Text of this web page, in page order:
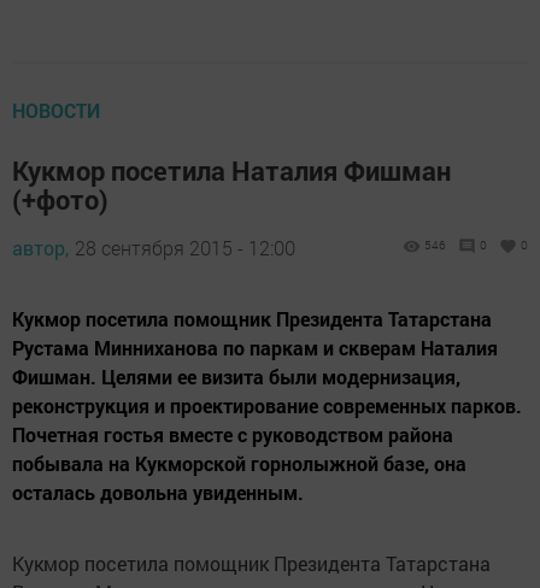
НОВОСТИ
Кукмор посетила Наталия Фишман
(+фото)
автор, 28 сентября 2015 - 12:00 546 0 0
Кукмор посетила помощник Президента Татарстана
Рустама Минниханова по паркам и скверам Наталия
Фишман. Целями ее визита были модернизация,
реконструкция и проектирование современных парков.
Почетная гостья вместе с руководством района
побывала на Кукморской горнолыжной базе, она
осталась довольна увиденным.
Кукмор посетила помощник Президента Татарстана